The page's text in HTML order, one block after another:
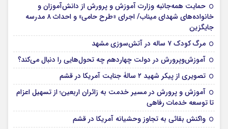
حمایت همه‌جانبه وزارت آموزش و پرورش از دانش‌آموزان و
خانواده‌های شهدای میناب/ اجرای «طرح حامی» و احداث ۸ مدرسه
جایگزین
مرگ کودک ۷ ساله در آتش‌سوزی مشهد
آموزش‌وپرورش در دولت چهاردهم چه تحول‌هایی را دنبال می‌کند؟
تصویری از پیکر شهید ۲ سالۀ جنایت آمریکا در قشم
آموزش و پرورش در مسیر خدمت به زائران اربعین؛ از تسهیل اعزام
تا توسعه خدمات رفاهی
واکنش بقائی به تجاوز وحشیانه آمریکا در قشم